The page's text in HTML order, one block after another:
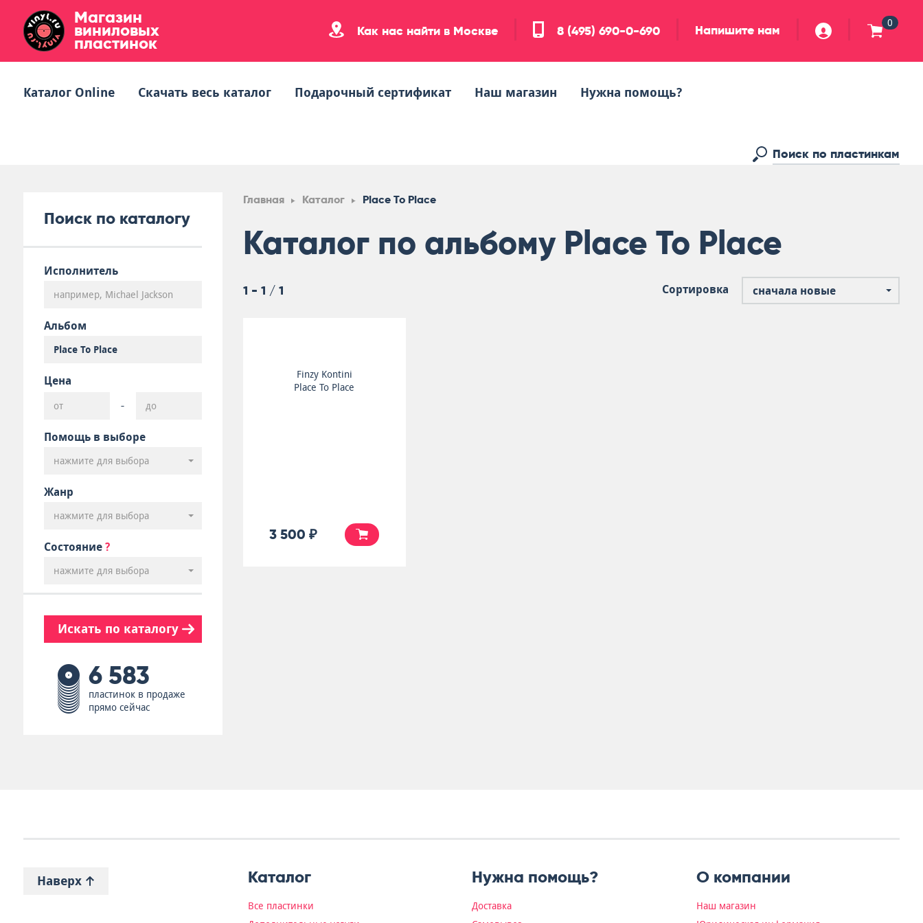
Магазин
виниловых
пластинок
Как нас найти в Москве 8 (495) 690-0-690 Напишите нам 0
Каталог Online Скачать весь каталог Подарочный сертификат Наш магазин Нужна помощь?
Поиск по каталогу
Исполнитель
Альбом
Цена
-
Помощь в выборе
нажмите для выбора
Жанр
нажмите для выбора
Состояние ?
нажмите для выбора
Искать по каталогу
6 583
пластинок в продаже
прямо сейчас
Главная Каталог Place To Place
Каталог по альбому Place To Place
1 - 1 / 1 Сортировка сначала новые
Finzy Kontini
Place To Place
3 500 ₽
Наверх Каталог
Все пластинки
Нужна помощь?
Доставка
О компании
Наш магазин